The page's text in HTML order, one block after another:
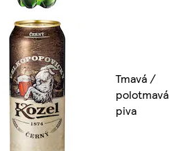
Tmavá /
polotmavá
piva